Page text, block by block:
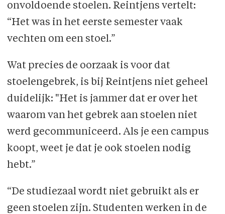
onvoldoende stoelen. Reintjens vertelt:
“Het was in het eerste semester vaak
vechten om een stoel.”
Wat precies de oorzaak is voor dat
stoelengebrek, is bij Reintjens niet geheel
duidelijk: "Het is jammer dat er over het
waarom van het gebrek aan stoelen niet
werd gecommuniceerd. Als je een campus
koopt, weet je dat je ook stoelen nodig
hebt.”
“De studiezaal wordt niet gebruikt als er
geen stoelen zijn. Studenten werken in de